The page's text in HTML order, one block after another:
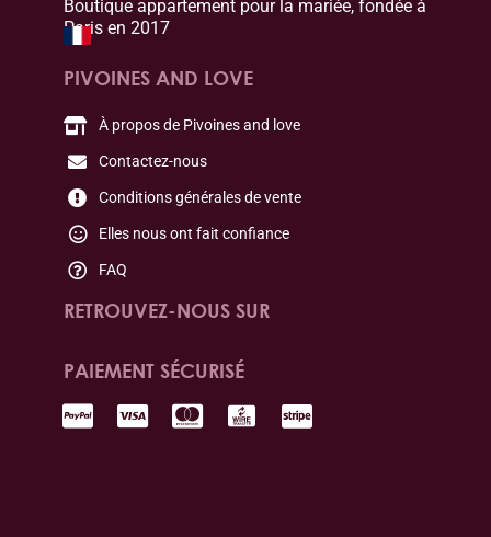
Boutique appartement pour la mariée, fondée à
Paris en 2017
PIVOINES AND LOVE
À propos de Pivoines and love
Contactez-nous
Conditions générales de vente
Elles nous ont fait confiance
FAQ
RETROUVEZ-NOUS SUR
PAIEMENT SÉCURISÉ